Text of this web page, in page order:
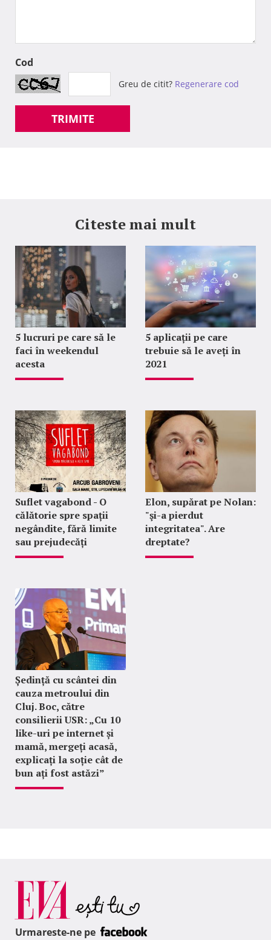
Cod
Greu de citit? Regenerare cod
TRIMITE
Citeste mai mult
5 lucruri pe care să le
faci în weekendul
acesta
5 aplicații pe care
trebuie să le aveți în
2021
Suflet vagabond - O
călătorie spre spații
negândite, fără limite
sau prejudecăți
Elon, supărat pe Nolan:
"şi-a pierdut
integritatea". Are
dreptate?
Ședință cu scântei din
cauza metroului din
Cluj. Boc, către
consilierii USR: „Cu 10
like-uri pe internet și
mamă, mergeți acasă,
explicați la soție cât de
bun ați fost astăzi”
Urmareste-ne pe